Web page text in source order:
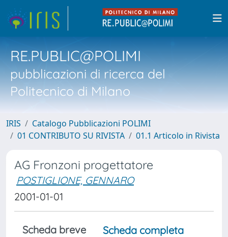
RE.PUBLIC@POLIMI
pubblicazioni di ricerca del
Politecnico di Milano
IRIS
Catalogo Pubblicazioni POLIMI
01 CONTRIBUTO SU RIVISTA
01.1 Articolo in Rivista
AG Fronzoni progettatore
POSTIGLIONE, GENNARO
2001-01-01
Scheda breve
Scheda completa